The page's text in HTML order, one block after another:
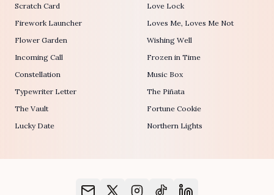
Scratch Card
Firework Launcher
Flower Garden
Incoming Call
Constellation
Typewriter Letter
The Vault
Lucky Date
Love Lock
Loves Me, Loves Me Not
Wishing Well
Frozen in Time
Music Box
The Piñata
Fortune Cookie
Northern Lights